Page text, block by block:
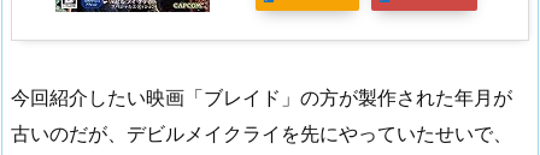
今回紹介したい映画「ブレイド」の方が製作された年月が
古いのだが、デビルメイクライを先にやっていたせいで、